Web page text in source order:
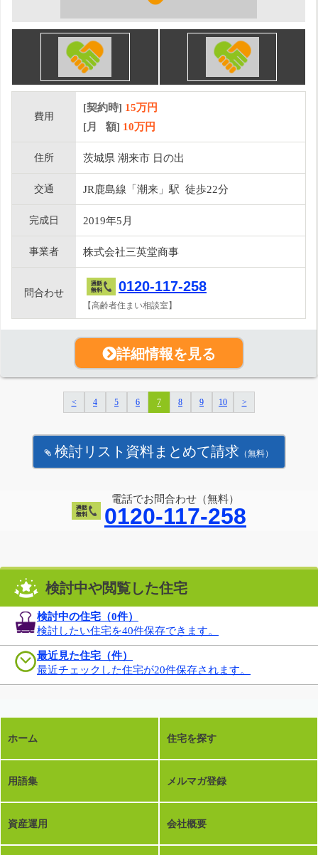
費用
[契約時] 15万円
[月 額] 10万円
住所 茨城県 潮来市 日の出
交通 JR鹿島線「潮来」駅 徒歩22分
完成日 2019年5月
事業者 株式会社三英堂商事
問合わせ 0120-117-258
【高齢者住まい相談室】
詳細情報を見る
< 4 5 6 7 8 9 10 >
検討リスト資料まとめて請求 （無料）
電話でお問合わせ（無料）
0120-117-258
検討中や閲覧した住宅
検討中の住宅（0件）
検討したい住宅を40件保存できます。
最近見た住宅（件）
最近チェックした住宅が20件保存されます。
ホーム 住宅を探す
用語集 メルマガ登録
資産運用 会社概要